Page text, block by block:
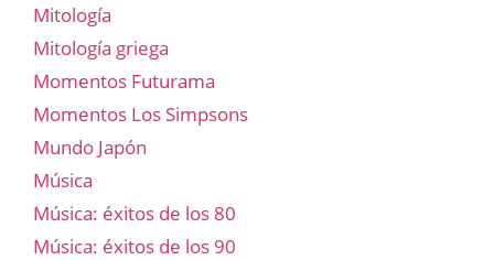
Mitología
Mitología griega
Momentos Futurama
Momentos Los Simpsons
Mundo Japón
Música
Música: éxitos de los 80
Música: éxitos de los 90